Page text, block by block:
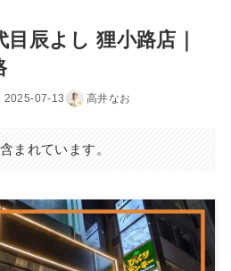
辰よし 狸小路店｜
2025-07-13 高井なお
まれています。